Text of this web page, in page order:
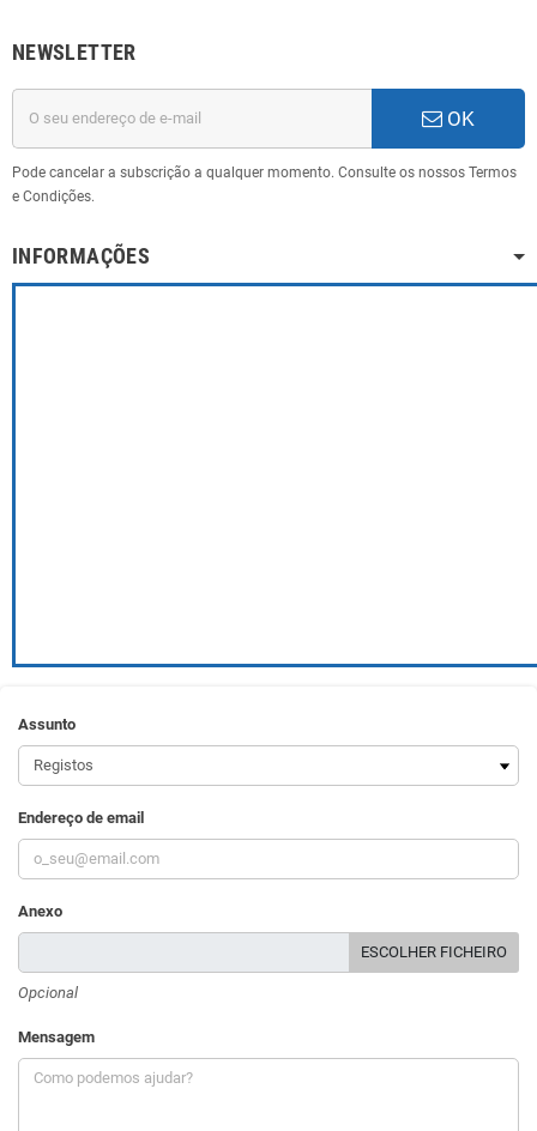
NEWSLETTER
OK
Pode cancelar a subscrição a qualquer momento. Consulte os nossos Termos
e Condições.
INFORMAÇÕES
Assunto
Endereço de email
Anexo
ESCOLHER FICHEIRO
Opcional
Mensagem